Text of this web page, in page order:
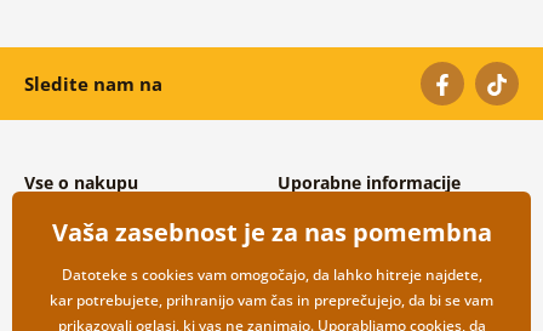
Sledite nam na
Vse o nakupu
Splošni in reklamacijski pogoji
Varovanje osebnih podatkov
Možnosti dostave in plačila
Vračilo blaga
Uporabne informacije
Pogosto zastavljena vprašanja
Kontakti
Veleprodaja
Vaša zasebnost je za nas pomembna
Datoteke s cookies vam omogočajo, da lahko hitreje najdete,
kar potrebujete, prihranijo vam čas in preprečujejo, da bi se vam
prikazovali oglasi, ki vas ne zanimajo. Uporabljamocookies, da